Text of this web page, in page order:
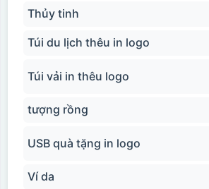
Thủy tinh
Túi du lịch thêu in logo
Túi vải in thêu logo
tượng rồng
USB quà tặng in logo
Ví da